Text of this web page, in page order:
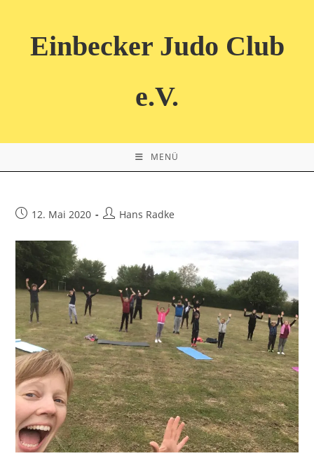
springenEinbecker Judo Club
e.V.
MENÜ
Beitrag12. Mai 2020
Beitrags-
Hans Radke